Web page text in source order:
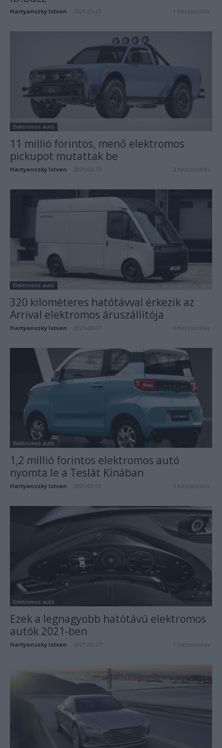
Hartyanszky Istvan 2021-03-21 1 hozzászólás
Elektromos autó
11 millió forintos, menő elektromos
pickupot mutattak be
Hartyanszky Istvan 2021-03-13 2 hozzászólás
Elektromos autó
320 kilométeres hatótávval érkezik az
Arrival elektromos áruszállítója
Hartyanszky Istvan 2021-03-07 0 hozzászólás
Elektromos autó
1,2 millió forintos elektromos autó
nyomta le a Teslát Kínában
Hartyanszky Istvan 2021-03-01 3 hozzászólás
Elektromos autó
Ezek a legnagyobb hatótávú elektromos
autók 2021-ben
Hartyanszky Istvan 2021-02-27 1 hozzászólás